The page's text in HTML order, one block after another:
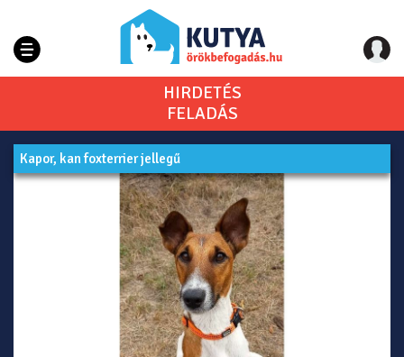
HIRDETÉS
FELADÁS
Kapor, kan foxterrier jellegű